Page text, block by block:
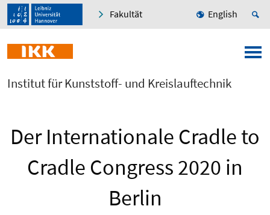
Fakultät English
Institut für Kunststoff- und Kreislauftechnik
Der Internationale Cradle to
Cradle Congress 2020 in
Berlin